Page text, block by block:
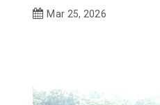
Mar 25, 2026